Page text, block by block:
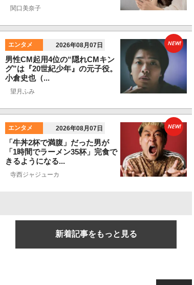
関口美奈子
エンタメ 2026年08月07日
男性CM起用4位の“隠れCMキン
グ”は『20世紀少年』の元子役。
小倉史也（...
望月ふみ
NEW!
エンタメ 2026年08月07日
「牛丼2杯で満腹」だった男が
「1時間でラーメン35杯」完食で
きるようになる...
寺西ジャジューカ
NEW!
新着記事をもっと見る